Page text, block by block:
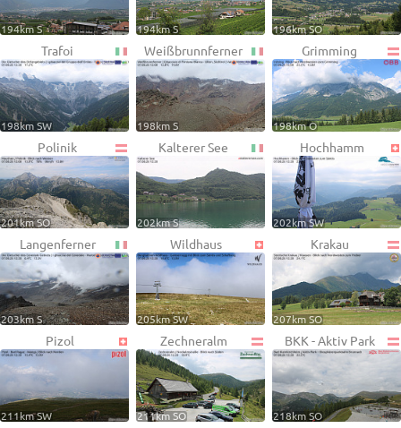
194km S 194km S 196km SO
Trafoi
198km SW
Weißbrunnferner
198km S
Grimming
198km O
Polinik
201km SO
Kalterer See
202km S
Hochhamm
202km SW
Langenferner
203km S
Wildhaus
205km SW
Krakau
207km SO
Pizol
211km SW
Zechneralm
211km SO
BKK - Aktiv Park
218km SO